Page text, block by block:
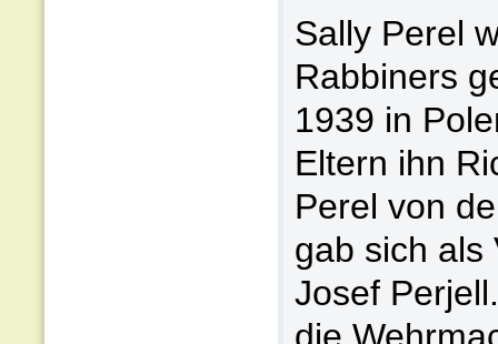
Sally Perel
Rabbiners
1939 in
Eltern ihn
Perel von
gab sich als
Josef